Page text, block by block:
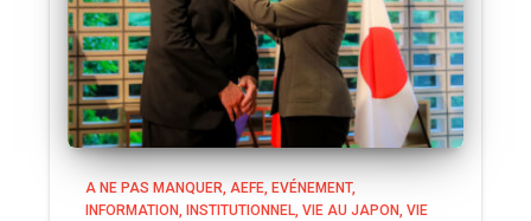
A NE PAS MANQUER AEFE EVÉNEMENT
INFORMATION
INSTITUTIONNEL VIE AU JAPON VIE